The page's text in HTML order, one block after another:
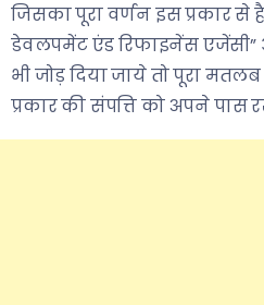
जिसका पूरा वर्णन इस प्रकार से
डेवलपमेंट एंड रिफाइनेंस
भी जोड़ दिया जाये तो पूरा
प्रकार की संपत्ति को अपने पास